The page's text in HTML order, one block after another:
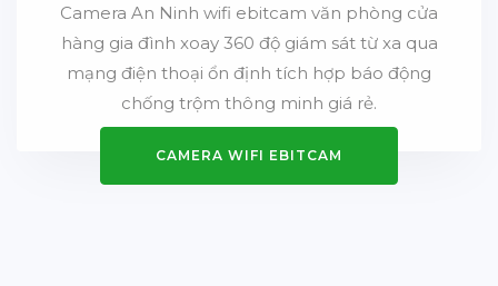
Camera An Ninh wifi ebitcam văn phòng cửa
hàng gia đình xoay 360 độ giám sát từ xa qua
mạng điện thoại ổn định tích hợp báo động
chống trộm thông minh giá rẻ.
CAMERA WIFI EBITCAM